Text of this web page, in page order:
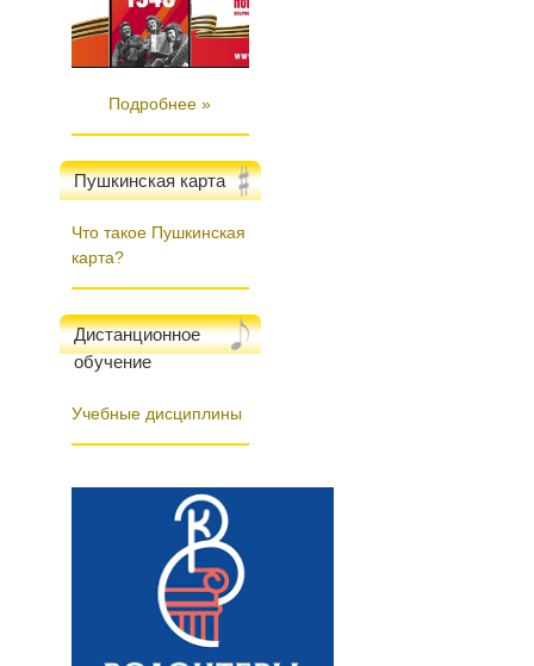
Подробнее »
Пушкинская карта
Что такое Пушкинская
карта?
Дистанционное
обучение
Учебные дисциплины